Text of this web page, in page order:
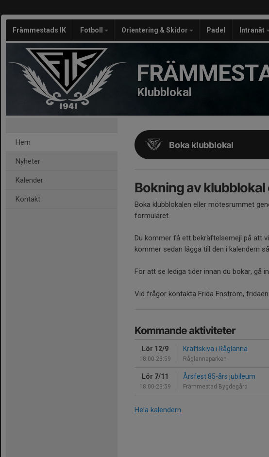
Främmestads IK Fotboll Orientering & Skidor Padel Intranät
Klubblokal
Hem
Nyheter
Kalender
Kontakt
Boka klubblokal
Bokning av
Boka klubblokalen eller mötesrummet
formuläret.
Du kommer få ett bekräftelsemejl på att
kommer sedan lägga till den i kalendern
För att se lediga tider innan du bokar, gå
Vid frågor kontakta Frida Enström,
Kommande aktiviteter
Lör 12/9
18:00-23:59
Kräftskiva i Råglanna
Råglannaparken
Lör 7/11
18:00-23:59
Årsfest 85-års jubileum
Främmestad Bygdegård
Hela kalendern